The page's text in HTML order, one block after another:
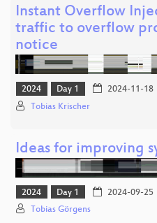
Instant Overflow
traffic to overflow
notice
2024 Day 1 2024-11-18
Tobias Krischer
Ideas for improving
2024 Day 1 2024-09-25
Tobias Görgens